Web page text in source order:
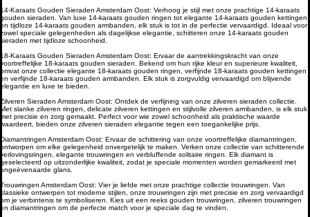
Blush Lab Diamonds Collier LG3020Y – Geelgoud
(14k) met Lab grown Diamant
Blush Lab Diamonds Oorknoppen LG7030Y –
Geelgoud (14k) met Lab grown Diamant
Blush Lab Diamonds Ring LG1030Y - Geelgoud (14k)
met Lab grown Diamant
Blush Lab Diamonds Oorhangers LG9006Y/S -
Geelgoud (14k) met Lab grown Diamant
Blush Lab Diamonds Oorhangers LG9007Y/S -
Geelgoud (14k) met Lab grown Diamant
Blush Lab Diamonds Ring LG1028Y - Geelgoud (14k)
met Lab grown Diamant
Blush Lab Diamonds Collier LG3014Y - Geelgoud
(14k) met Lab grown Diamant
Blush Lab Diamonds Collier LG3019Y – Geelgoud
(14k) met Lab grown Diamant
Blush Lab Diamonds Ring LG1042Y – Geelgoud (14k)
met Lab grown Diamant
Blush Lab Diamonds Oorknoppen LG7027Y -
Geelgoud (14k) met Lab grown Diamant
Blush Lab Diamonds Ring LG1029Y - Geelgoud (14k)
met Lab grown Diamant
Blush Lab Diamonds Ring LG1031Y - Geelgoud (14k)
met Lab grown Diamant
Blush Lab Diamonds Ring LG1044Y – Geelgoud (14k)
met Lab grown Diamant
Blush Lab Diamonds Oorknoppen LG7026Y -
Geelgoud (14k) met Lab grown Diamant
Blush Lab Diamonds Oorknoppen LG7033Y –
Geelgoud (14k) met Lab grown Diamant
14-Karaats Gouden Sieraden Amsterdam Oost: Verhoog je stijl met onze prachtige 14-karaats
gouden sieraden. Van luxe 14-karaats gouden ringen tot elegante 14-karaats gouden kettingen
en tijdloze 14-karaats gouden armbanden, elk stuk is tot in de perfectie vervaardigd. Ideaal voor
zowel speciale gelegenheden als dagelijkse elegantie, schitteren onze 14-karaats gouden
sieraden met tijdloze schoonheid.
18-Karaats Gouden Sieraden Amsterdam Oost: Ervaar de aantrekkingskracht van onze
voortreffelijke 18-karaats gouden sieraden. Bekend om hun rijke kleur en superieure kwaliteit,
omvat onze collectie elegante 18-karaats gouden ringen, verfijnde 18-karaats gouden kettingen
en verfijnde 18-karaats gouden armbanden. Elk stuk is zorgvuldig vervaardigd om blijvende
elegantie en luxe te bieden.
Zilveren Sieraden Amsterdam Oost: Ontdek de verfijning van onze zilveren sieraden collectie.
Met slanke zilveren ringen, delicate zilveren kettingen en stijlvolle zilveren armbanden, is elk stuk
met precisie en zorg gemaakt. Perfect voor wie zowel schoonheid als praktische waarde
waardeert, bieden onze zilveren sieraden elegantie tegen een toegankelijke prijs.
Diamantringen Amsterdam Oost: Ervaar de schittering van onze voortreffelijke diamantringen,
ontworpen om elke gelegenheid onvergetelijk te maken. Verken onze collectie van schitterende
verlovingsringen, elegante trouwringen en verbluffende solitaire ringen. Elk diamant is
geselecteerd op uitzonderlijke kwaliteit, zodat je speciale momenten worden gemarkeerd met
ongeëvenaarde glans.
Trouwringen Amsterdam Oost: Vier je liefde met onze prachtige collectie trouwringen. Van
klassieke ontwerpen tot moderne stijlen, onze trouwringen zijn met precisie en zorg vervaardigd
om je verbintenis te symboliseren. Kies uit een reeks gouden trouwringen, zilveren trouwringen
en diamantringen om de perfecte match voor je speciale dag te vinden.